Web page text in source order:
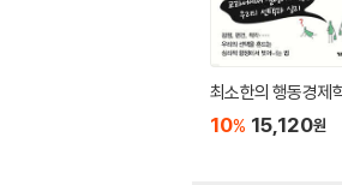
최소한의 행동경제
10% 15,120원